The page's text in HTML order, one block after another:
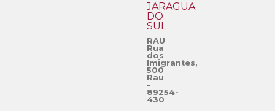
JARAGUÁ
DO
SUL
RAU
Rua
dos
Imigrantes,
500
Rau
-
89254-
430